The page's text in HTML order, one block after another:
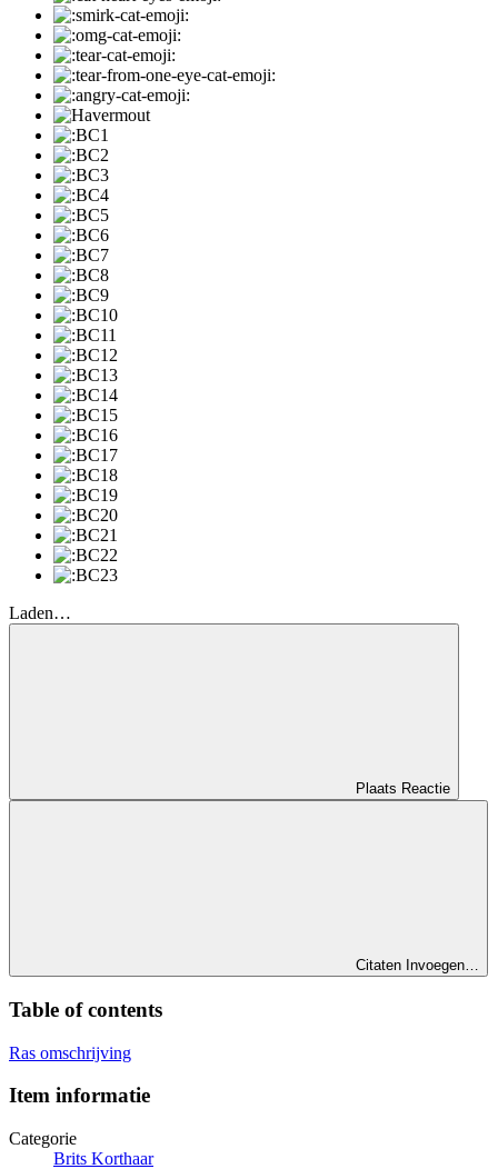
Laden…
Plaats Reactie
Citaten Invoegen…
Table of contents
Ras omschrijving
Item informatie
Categorie
Brits Korthaar